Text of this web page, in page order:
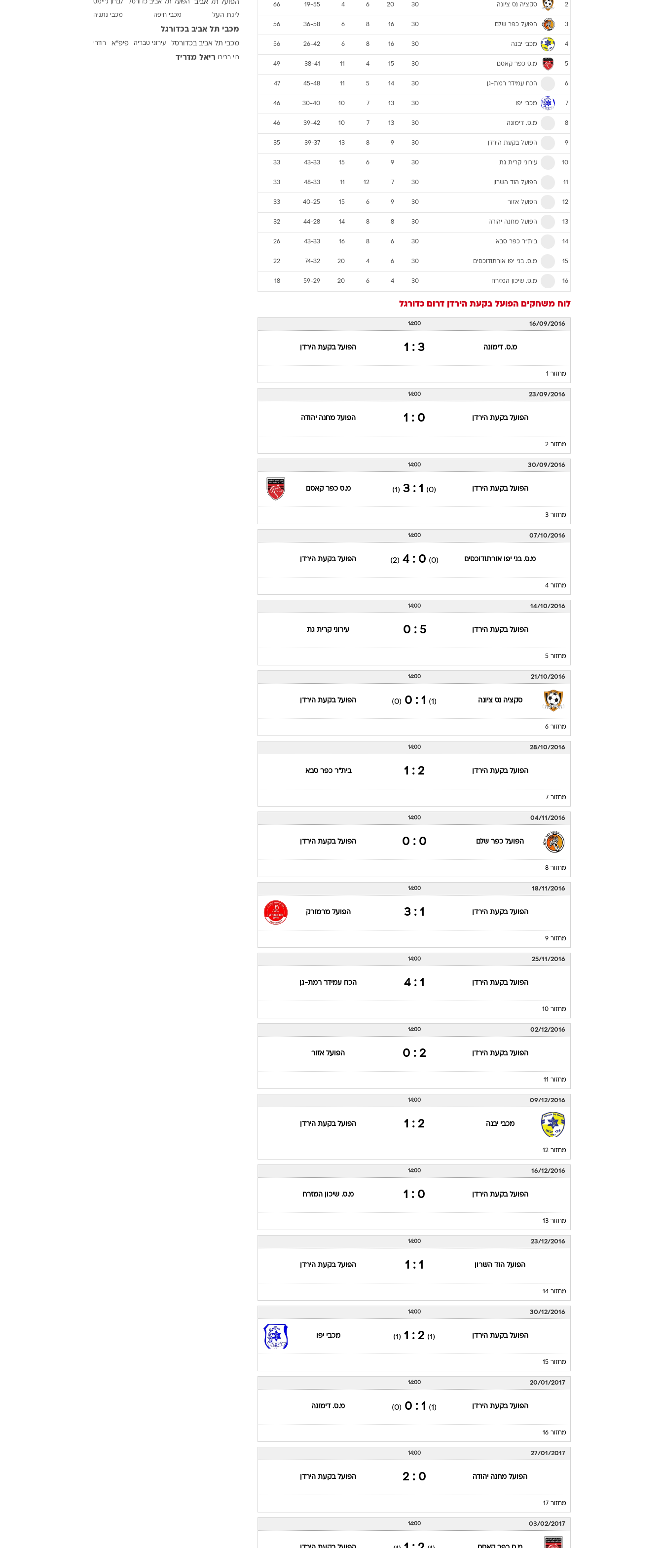
ענפים נוספים
לוח שידורים
החידה של ספורט1
2 סקציה נס ציונה 30
20
6
4
19-55
66
3 הפועל כפר שלם 30
16
8
6
36-58
56
4 מכבי יבנה 30
16
8
6
26-42
56
5 מ.ס כפר קאסם 30
15
4
11
38-41
49
6 הכח עמידר רמת-גן 30
14
5
11
45-48
47
7 מכבי יפו 30
13
7
10
30-40
46
8 מ.ס. דימונה 30
13
7
10
39-42
46
9 הפועל בקעת הירדן 30
9
8
13
39-37
35
10 עירוני קרית גת 30
9
6
15
43-33
33
11 הפועל הוד השרון 30
7
12
11
48-33
33
12 הפועל אזור 30
9
6
15
40-25
33
13 הפועל מחנה יהודה 30
8
8
14
44-28
32
14 בית"ר כפר סבא 30
6
8
16
43-33
26
15 מ.ס. בני יפו אורתודוכסים 30
6
4
20
74-32
22
16 מ.ס. שיכון המזרח 30
4
6
20
59-29
18
לוח משחקים הפועל בקעת הירדן דרום כדורגל
16/09/2016
14:00
מ.ס. דימונה 3 : 1 הפועל בקעת הירדן
מחזור 1
23/09/2016
14:00
הפועל בקעת הירדן 0 : 1 הפועל מחנה יהודה
מחזור 2
30/09/2016
14:00
הפועל בקעת הירדן (0)
1 : 3
(1) מ.ס כפר קאסם
מחזור 3
07/10/2016
14:00
מ.ס. בני יפו אורתודוכסים (0)
0 : 4
(2) הפועל בקעת הירדן
מחזור 4
14/10/2016
14:00
הפועל בקעת הירדן 5 : 0 עירוני קרית גת
מחזור 5
21/10/2016
14:00
סקציה נס ציונה (1)
1 : 0
(0) הפועל בקעת הירדן
מחזור 6
28/10/2016
14:00
הפועל בקעת הירדן 2 : 1 בית"ר כפר סבא
מחזור 7
04/11/2016
14:00
הפועל כפר שלם 0 : 0 הפועל בקעת הירדן
מחזור 8
18/11/2016
14:00
הפועל בקעת הירדן 1 : 3 הפועל מרמורק
מחזור 9
25/11/2016
14:00
הפועל בקעת הירדן 1 : 4 הכח עמידר רמת-גן
מחזור 10
02/12/2016
14:00
הפועל בקעת הירדן 2 : 0 הפועל אזור
מחזור 11
09/12/2016
14:00
מכבי יבנה 2 : 1 הפועל בקעת הירדן
מחזור 12
16/12/2016
14:00
הפועל בקעת הירדן 0 : 1 מ.ס. שיכון המזרח
מחזור 13
23/12/2016
14:00
הפועל הוד השרון 1 : 1 הפועל בקעת הירדן
מחזור 14
30/12/2016
14:00
הפועל בקעת הירדן (1)
2 : 1
(1) מכבי יפו
מחזור 15
20/01/2017
14:00
הפועל בקעת הירדן (1)
1 : 0
(0) מ.ס. דימונה
מחזור 16
27/01/2017
14:00
הפועל מחנה יהודה 0 : 2 הפועל בקעת הירדן
מחזור 17
03/02/2017
14:00
הפועל תל אביב הפועל תל אביב כדורסל לברון ג'יימס
ליגת העל מכבי חיפה מכבי נתניה
מכבי תל אביב בכדורגל
מכבי תל אביב בכדורסל עירוני טבריה פיפ"א רודרי
רוי רביבו ריאל מדריד